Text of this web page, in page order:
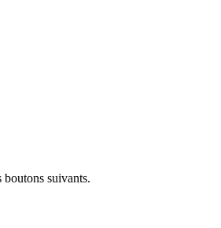
boutons suivants.